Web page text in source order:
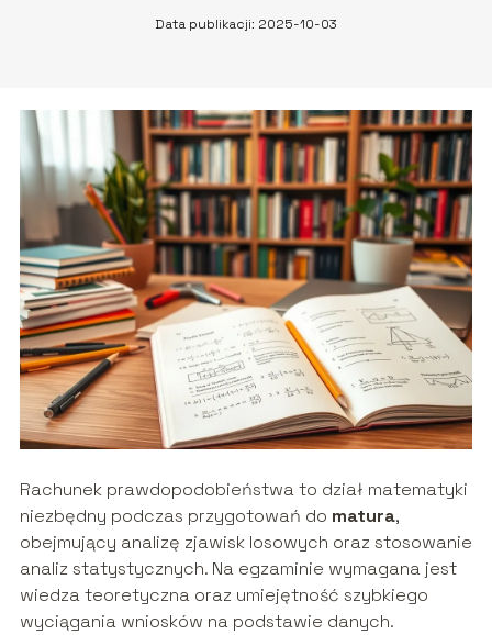
Data publikacji: 2025-10-03
Rachunek prawdopodobieństwa to dział matematyki
niezbędny podczas przygotowań do matura,
obejmujący analizę zjawisk losowych oraz stosowanie
analiz statystycznych. Na egzaminie wymagana jest
wiedza teoretyczna oraz umiejętność szybkiego
wyciągania wniosków na podstawie danych.